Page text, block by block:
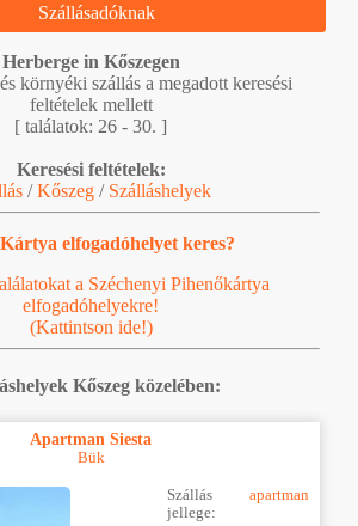
Szállásadóknak
Herberge in Kőszegen
környéki szállás a megadott keresési
feltételek mellett
[ találatok: 26 - 30. ]
Keresési feltételek:
/Kőszeg / Szálláshelyek
elfogadóhelyet keres?
a Széchenyi Pihenőkártya
elfogadóhelyekre!
(Kattintson ide!)
Kőszeg közelében:
Apartman Siesta
Bük
Szállás
jellege:
apartman